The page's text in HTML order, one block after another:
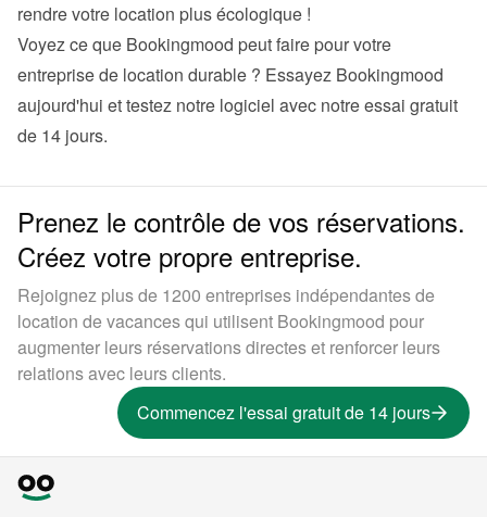
rendre votre location plus écologique !
Voyez ce que Bookingmood peut faire pour votre
entreprise de location durable ? Essayez Bookingmood
aujourd'hui et testez notre logiciel avec notre essai gratuit
de 14 jours.
Prenez le contrôle de vos réservations.
Créez votre propre entreprise.
Rejoignez plus de 1200 entreprises indépendantes de
location de vacances qui utilisent Bookingmood pour
augmenter leurs réservations directes et renforcer leurs
relations avec leurs clients.
Commencez l'essai gratuit de 14 jours